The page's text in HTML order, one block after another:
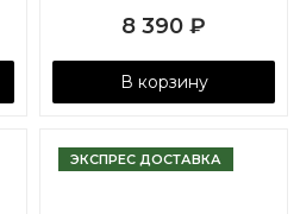
8 390 ₽
В корзину
ЭКСПРЕС ДОСТАВКА